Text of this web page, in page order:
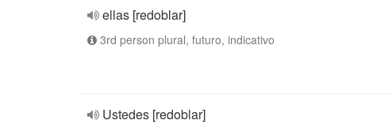
ellas [redoblar]
3rd person plural, futuro, indicativo
Ustedes [redoblar]